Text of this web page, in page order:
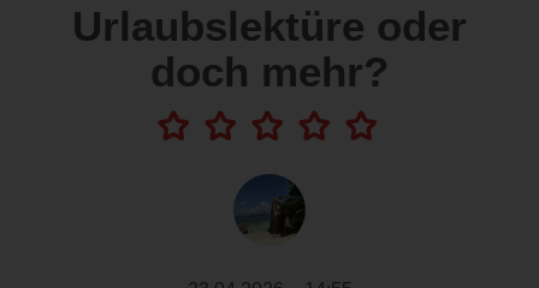
Urlaubslektüre oder
doch mehr?